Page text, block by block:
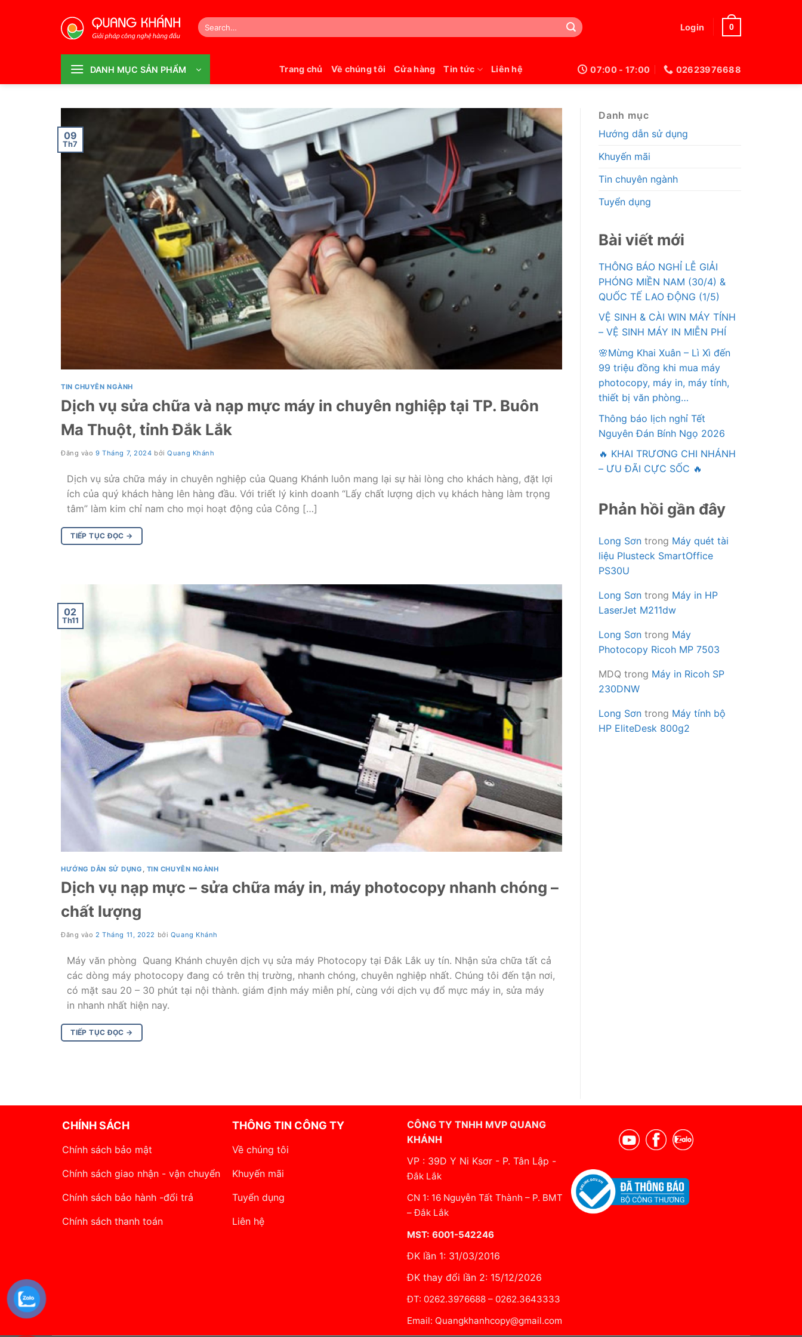
Search
for:
Login 0
DANH MỤC SẢN PHẨM Trang chủ Về chúng tôi Cửa hàng Tin tức Liên hệ 07:00 - 17:00 02623976688
09
Th7
TIN CHUYÊN NGÀNH
Dịch vụ sửa chữa và nạp mực máy in chuyên nghiệp tại TP. Buôn
Ma Thuột, tỉnh Đắk Lắk
Đăng vào9 Tháng 7, 2024 bởiQuang Khánh
Dịch vụ sửa chữa máy in chuyên nghiệp của Quang Khánh luôn mang lại sự hài lòng cho khách hàng, đặt lợi
ích của quý khách hàng lên hàng đầu. Với triết lý kinh doanh “Lấy chất lượng dịch vụ khách hàng làm trọng
tâm” làm kim chỉ nam cho mọi hoạt động của Công […]
TIẾP TỤC ĐỌC →
02
Th11
HƯỚNG DẪN SỬ DỤNG TIN CHUYÊN NGÀNH
Dịch vụ nạp mực – sửa chữa máy in, máy photocopy nhanh chóng –
chất lượng
Đăng vào2 Tháng 11, 2022 bởi Quang Khánh
Máy văn phòng Quang Khánh chuyên dịch vụ sửa máy Photocopy tại Đắk Lắk uy tín. Nhận sửa chữa tất cả
các dòng máy photocopy đang có trên thị trường, nhanh chóng, chuyên nghiệp nhất. Chúng tôi đến tận nơi,
có mặt sau 20 – 30 phút tại nội thành. giám định máy miễn phí, cùng với dịch vụ đổ mực máy in, sửa máy
in nhanh nhất hiện nay.
TIẾP TỤC ĐỌC →
Danh mục
Hướng dẫn sử dụng
Khuyến mãi
Tin chuyên ngành
Tuyển dụng
Bài viết mới
THÔNG BÁO NGHỈ LỄ GIẢI
PHÓNG MIỀN NAM (30/4) &
QUỐC TẾ LAO ĐỘNG (1/5)
VỆ SINH & CÀI WIN MÁY TÍNH
– VỆ SINH MÁY IN MIỄN PHÍ
🌸Mừng Khai Xuân – Lì Xì đến
99 triệu đồng khi mua máy
photocopy, máy in, máy tính,
thiết bị văn phòng…
Thông báo lịch nghỉ Tết
Nguyên Đán Bính Ngọ 2026
🔥 KHAI TRƯƠNG CHI NHÁNH
– ƯU ĐÃI CỰC SỐC 🔥
Phản hồi gần đây
Long Sơn trong Máy quét tài
liệu Plusteck SmartOffice
PS30U
Long Sơn trong Máy in HP
LaserJet M211dw
Long Sơn trong Máy
Photocopy Ricoh MP 7503
MDQ trong Máy in Ricoh SP
230DNW
Long Sơn trong Máy tính bộ
HP EliteDesk 800g2
CHÍNH SÁCH
Chính sách bảo mật
Chính sách giao nhận - vận chuyển
Chính sách bảo hành -đổi trả
Chính sách thanh toán
THÔNG TIN CÔNG TY
Về chúng tôi
Khuyến mãi
Tuyển dụng
Liên hệ
CÔNG TY TNHH MVP QUANG
KHÁNH
VP : 39D Y Ni Ksơr - P. Tân Lập -
Đắk Lắk
CN 1: 16 Nguyễn Tất Thành – P. BMT
– Đắk Lắk
MST: 6001-542246
ĐK lần 1: 31/03/2016
ĐK thay đổi lần 2: 15/12/2026
ĐT: 0262.3976688 – 0262.3643333
Email: Quangkhanhcopy@gmail.com